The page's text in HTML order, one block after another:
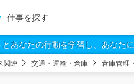
仕事を探す
あなたの行動を学習し、あなた
関連 交通・運輸・倉庫 倉庫管理